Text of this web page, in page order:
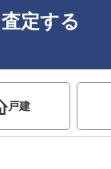
定する
戸建